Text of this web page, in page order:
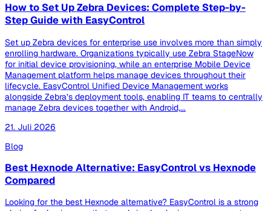
How to Set Up Zebra Devices: Complete Step-by-
Step Guide with EasyControl
Set up Zebra devices for enterprise use involves more than simply
enrolling hardware. Organizations typically use Zebra StageNow
for initial device provisioning, while an enterprise Mobile Device
Management platform helps manage devices throughout their
lifecycle. EasyControl Unified Device Management works
alongside Zebra’s deployment tools, enabling IT teams to centrally
manage Zebra devices together with Android,...
21. Juli 2026
Blog
Best Hexnode Alternative: EasyControl vs Hexnode
Compared
Looking for the best Hexnode alternative? EasyControl is a strong